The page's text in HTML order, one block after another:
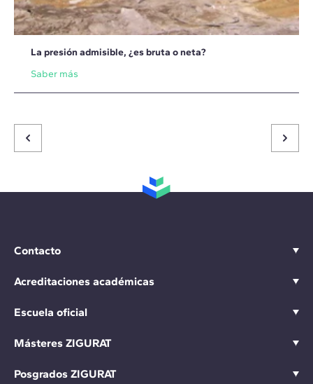
La presión admisible, ¿es bruta o neta?
Saber más
Contacto
Acreditaciones académicas
Escuela oficial
Másteres ZIGURAT
Posgrados ZIGURAT